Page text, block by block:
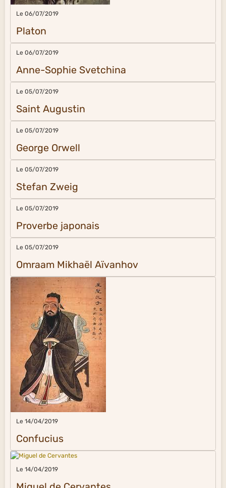
Le 06/07/2019
Platon
Le 06/07/2019
Anne-Sophie Svetchina
Le 05/07/2019
Saint Augustin
Le 05/07/2019
George Orwell
Le 05/07/2019
Stefan Zweig
Le 05/07/2019
Proverbe japonais
Le 05/07/2019
Omraam Mikhaël Aïvanhov
Le 14/04/2019
Confucius
Le 14/04/2019